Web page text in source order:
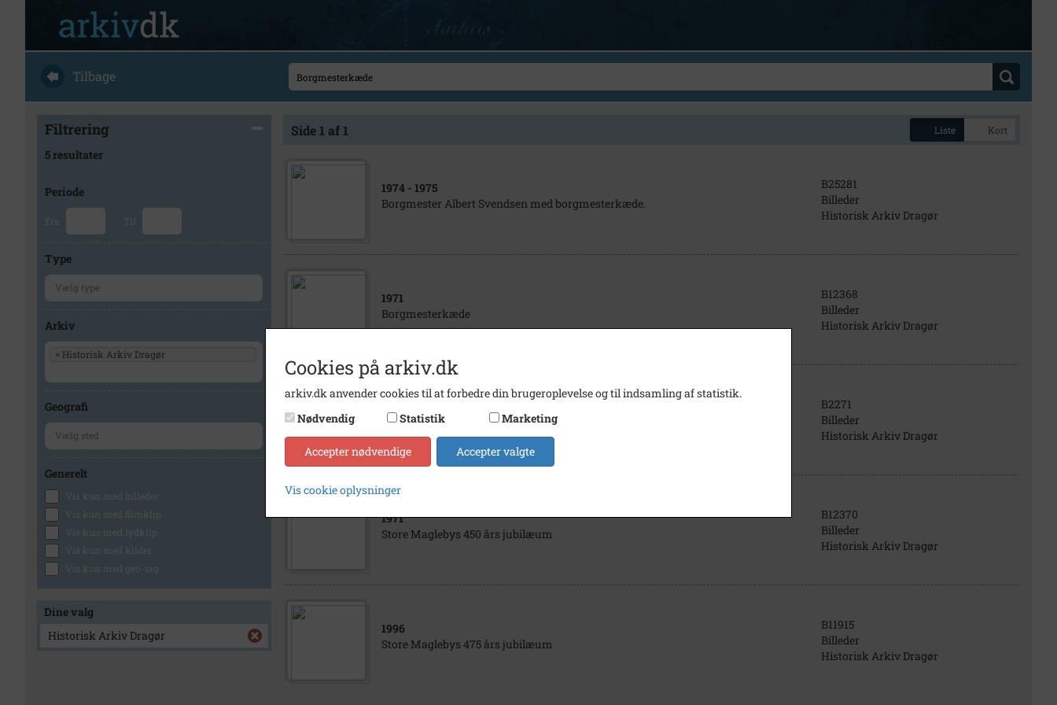
Tilbage
Filtrering
5 resultater
Periode
Fra Til
Type
Arkiv
× Historisk Arkiv Dragør
Geografi
Generelt
Vis kun med billeder
Vis kun med filmklip
Vis kun med lydklip
Vis kun med kilder
Vis kun med geo-tag
Dine valg
Historisk Arkiv Dragør
Side 1 af 1 Liste Kort
1974 - 1975
Borgmester Albert Svendsen med borgmesterkæde.
B25281
Billeder
Historisk Arkiv Dragør
1971
Borgmesterkæde
B12368
Billeder
Historisk Arkiv Dragør
Albert Crilles Svendsen (1924-1998)
B2271
Billeder
Historisk Arkiv Dragør
1971
Store Maglebys 450 års jubilæum
B12370
Billeder
Historisk Arkiv Dragør
1996
Store Maglebys 475 års jubilæum
B11915
Billeder
Historisk Arkiv Dragør
Cookies på arkiv.dk
arkiv.dk anvender cookies til at forbedre din brugeroplevelse og til indsamling af statistik.
Nødvendig
Statistik Marketing
Accepter nødvendige Accepter valgte
Vis cookie oplysninger